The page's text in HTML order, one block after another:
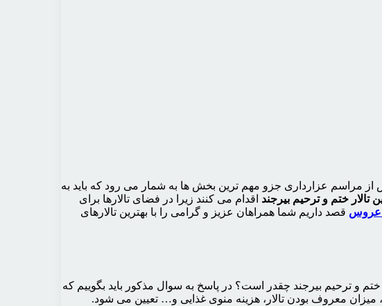
از مراسم عزارداری جزو مهم ترین بخش ها به شمار می رود که باید به
تالار ختم و ترحیم بیرجند اقدام می کنند زیرا در فضای تالارها برای
عروس قصد داریم شما همراهان عزیز و گرامی را با بهترین تالارهای
و ترحیم بیرجند چقدر است؟ در پاسخ به سوال مذکور باید بگوییم که
میزان معروف بودن تالار، هزینه منوی غذایی و… تعیین می شود.